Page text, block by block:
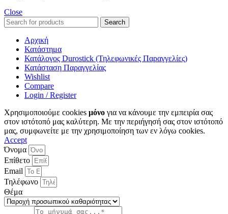
Close
Search
Αρχική
Κατάστημα
Κατάλογος Durostick (Τηλεφωνικές Παραγγελίες)
Κατάσταση Παραγγελίας
Wishlist
Compare
Login / Register
Χρησιμοποιούμε cookies μόνο για να κάνουμε την εμπειρία σας
στον ιστότοπό μας καλύτερη. Με την περιήγησή σας στον ιστότοπό
μας, συμφωνείτε με την χρησιμοποίηση των εν λόγω cookies.
Accept
Όνομα
Επίθετο
Email
Τηλέφωνο
Θέμα